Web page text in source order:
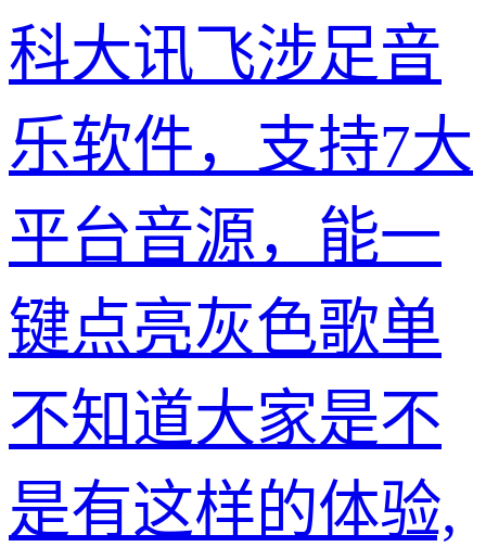
科大讯飞涉足音
乐软件，支持7大
平台音源，能一
键点亮灰色歌单
不知道大家是不
是有这样的体验,